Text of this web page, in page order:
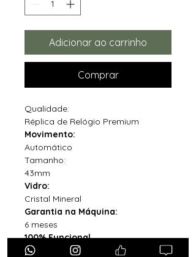
Adicionar ao carrinho
Comprar
Qualidade:
Réplica de Relógio Premium
Movimento:
Automático
Tamanho:
43mm
Vidro:
Cristal Mineral
Garantia na Máquina:
6 meses
100% Funcional
Acompanha Caixa Simples com